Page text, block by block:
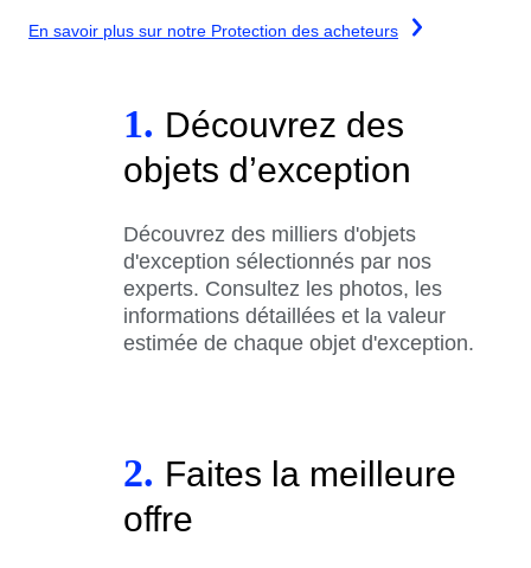
En savoir plus sur notre Protection des acheteurs
1. Découvrez des
objets d’exception
Découvrez des milliers d'objets
d'exception sélectionnés par nos
experts. Consultez les photos, les
informations détaillées et la valeur
estimée de chaque objet d'exception.
2. Faites la meilleure
offre